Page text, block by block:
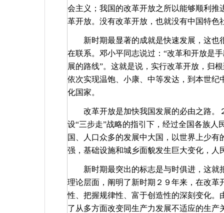
会主义；我国的改革开放之所以能够顺利
革开放。没有改革开放，也就没有中国特色
新时期最显著的成就是快速发展，这
在联系。邓小平同志说过：“改革和开放是
展的路线”。这就是说，实行改革开放，归
依次实现温饱、小康、中等发达，到本世
化国家。
改革开放是加快我国发展的必由之路
设“三步走”战略的指引下，经过全国各族
国、人口众多的发展中大国，以世界上少
强，基础设施和城乡面貌发生巨大变化，
新时期最突出的标志是与时俱进，这
理论层面，阐明了新时期２９年来，在改
性、把握规律性、富于创造性的深刻变化
了从多方面改变同生产力发展不适应的生